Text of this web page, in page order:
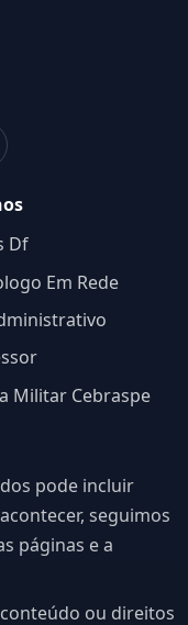
Df
Em Rede
Militar Cebraspe
pode incluir
seguimos
páginas e a
ou direitos